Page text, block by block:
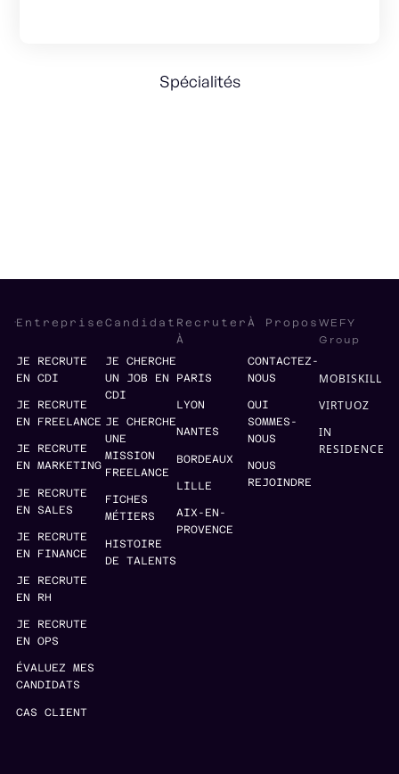
Spécialités
Entreprise
JE RECRUTE
EN CDI
JE RECRUTE
EN FREELANCE
JE RECRUTE
EN MARKETING
JE RECRUTE
EN SALES
JE RECRUTE
EN FINANCE
JE RECRUTE
EN RH
JE RECRUTE
EN OPS
ÉVALUEZ MES
CANDIDATS
CAS CLIENT
Candidat
JE CHERCHE
UN JOB EN
CDI
JE CHERCHE
UNE
MISSION
FREELANCE
FICHES
MÉTIERS
HISTOIRE
DE TALENTS
Recruter
À
PARIS
LYON
NANTES
BORDEAUX
LILLE
AIX-EN-
PROVENCE
À Propos
CONTACTEZ-
NOUS
QUI
SOMMES-
NOUS
NOUS
REJOINDRE
WEFY
Group
MOBISKILL
VIRTUOZ
IN
RESIDENCE